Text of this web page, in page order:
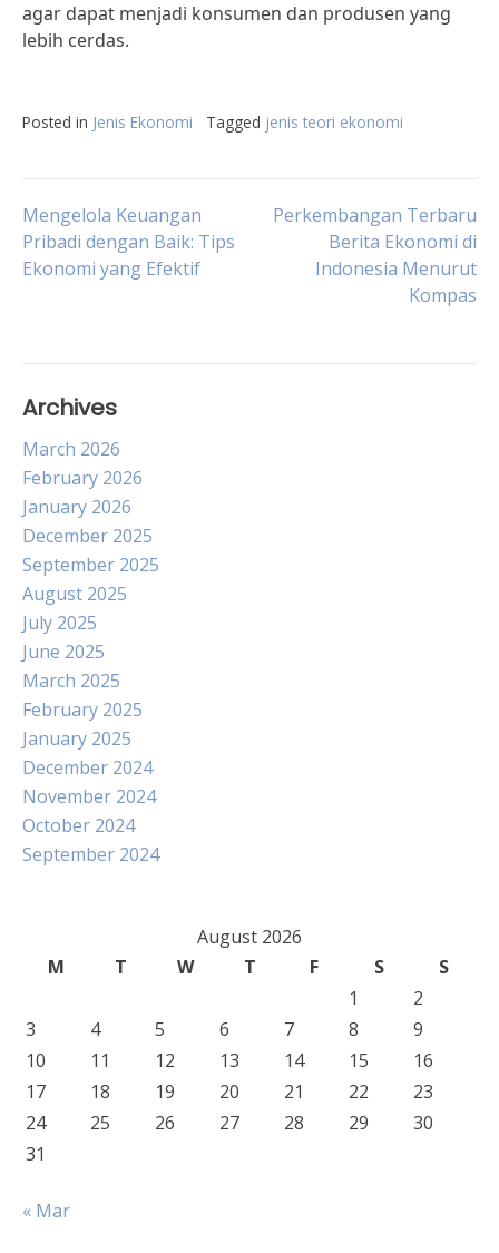
agar dapat menjadi konsumen dan produsen yang
lebih cerdas.
Posted in Jenis Ekonomi Tagged jenis teori ekonomi
Post
navigation
Mengelola Keuangan
Pribadi dengan Baik: Tips
Ekonomi yang Efektif
Perkembangan Terbaru
Berita Ekonomi di
Indonesia Menurut
Kompas
Archives
March 2026
February 2026
January 2026
December 2025
September 2025
August 2025
July 2025
June 2025
March 2025
February 2025
January 2025
December 2024
November 2024
October 2024
September 2024
August 2026
M
T W T F S
S
1
2
3
4 5 6 7 8
9
10
11 12 13 14 15
16
17
18 19 20 21 22
23
24
25 26 27 28 29
30
31
« Mar